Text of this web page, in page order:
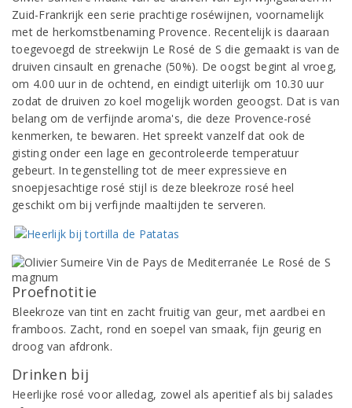
Zuid-Frankrijk een serie prachtige roséwijnen, voornamelijk
met de herkomstbenaming Provence. Recentelijk is daaraan
toegevoegd de streekwijn Le Rosé de S die gemaakt is van de
druiven cinsault en grenache (50%). De oogst begint al vroeg,
om 4.00 uur in de ochtend, en eindigt uiterlijk om 10.30 uur
zodat de druiven zo koel mogelijk worden geoogst. Dat is van
belang om de verfijnde aroma's, die deze Provence-rosé
kenmerken, te bewaren. Het spreekt vanzelf dat ook de
gisting onder een lage en gecontroleerde temperatuur
gebeurt. In tegenstelling tot de meer expressieve en
snoepjesachtige rosé stijl is deze bleekroze rosé heel
geschikt om bij verfijnde maaltijden te serveren.
Proefnotitie
Bleekroze van tint en zacht fruitig van geur, met aardbei en
framboos. Zacht, rond en soepel van smaak, fijn geurig en
droog van afdronk.
Drinken bij
Heerlijke rosé voor alledag, zowel als aperitief als bij salades